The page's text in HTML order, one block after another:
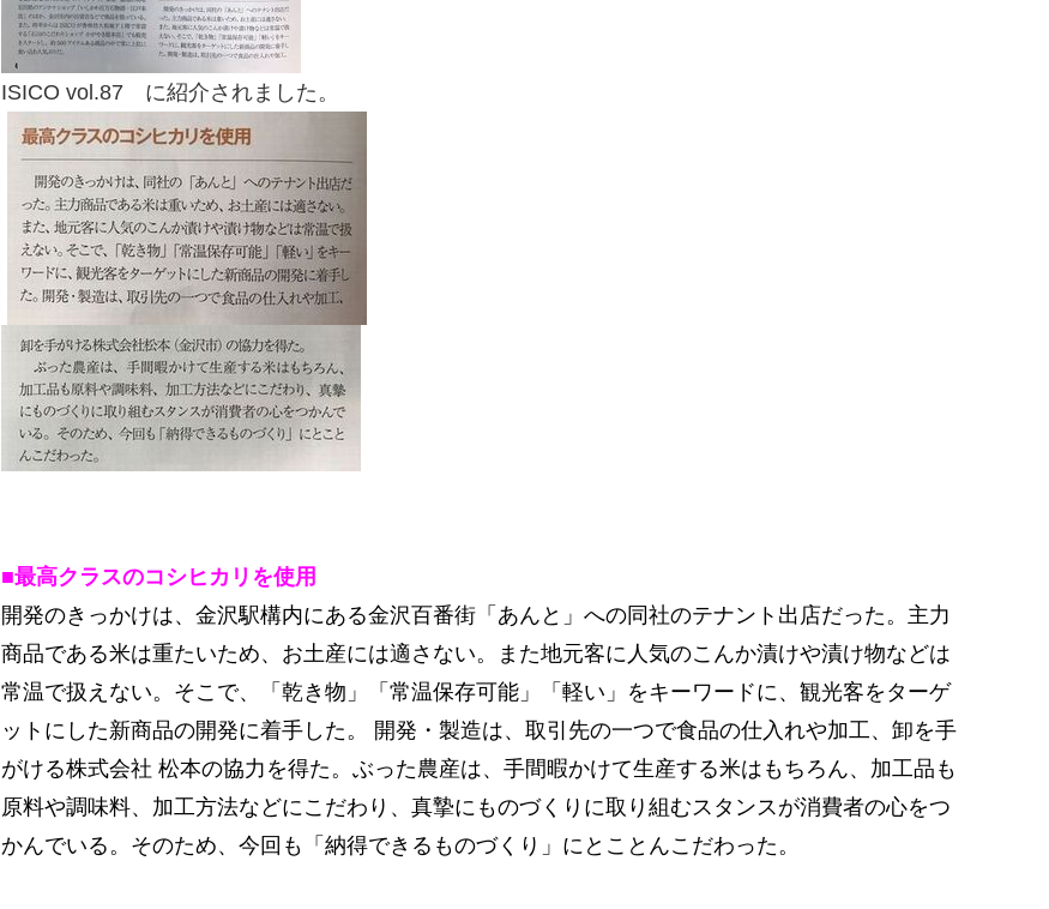
ISICO vol.87 に紹介されました。
■最高クラスのコシヒカリを使用
開発のきっかけは、金沢駅構内にある金沢百番街「あんと」への同社のテナント出店だった。主力
商品である米は重たいため、お土産には適さない。また地元客に人気のこんか漬けや漬け物などは
常温で扱えない。そこで、「乾き物」「常温保存可能」「軽い」をキーワードに、観光客をターゲ
ットにした新商品の開発に着手した。 開発・製造は、取引先の一つで食品の仕入れや加工、卸を手
がける株式会社 松本の協力を得た。ぶった農産は、手間暇かけて生産する米はもちろん、加工品も
原料や調味料、加工方法などにこだわり、真摯にものづくりに取り組むスタンスが消費者の心をつ
かんでいる。そのため、今回も「納得できるものづくり」にとことんこだわった。